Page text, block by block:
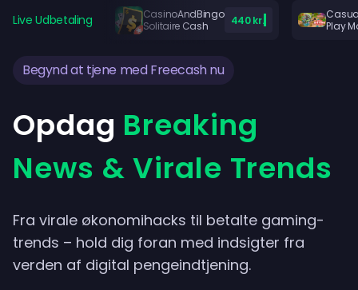
Live Udbetaling
CasinoAndBingo
Solitaire Cash
440 kr.
Play
Begynd at tjene med Freecash nu
Opdag Breaking
News & Virale Trends
Fra virale økonomihacks til betalte gaming-
trends – hold dig foran med indsigter fra
verden af digital pengeindtjening.